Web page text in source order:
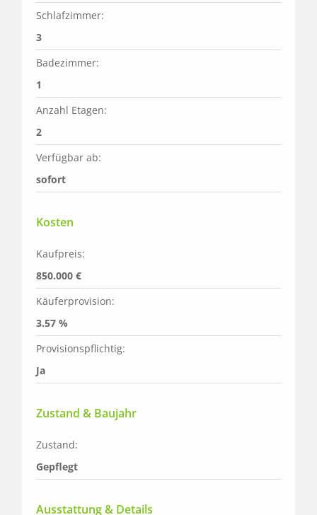
Schlafzimmer:
3
Badezimmer:
1
Anzahl Etagen:
2
Verfügbar ab:
sofort
Kosten
Kaufpreis:
850.000 €
Käuferprovision:
3.57 %
Provisionspflichtig:
Ja
Zustand & Baujahr
Zustand:
Gepflegt
Ausstattung & Details